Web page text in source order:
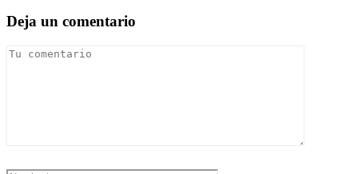
Deja un comentario